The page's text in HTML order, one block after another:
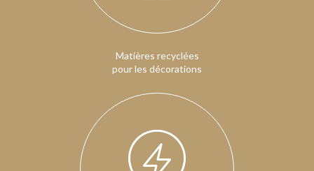
Matières recyclées
pour les décorations